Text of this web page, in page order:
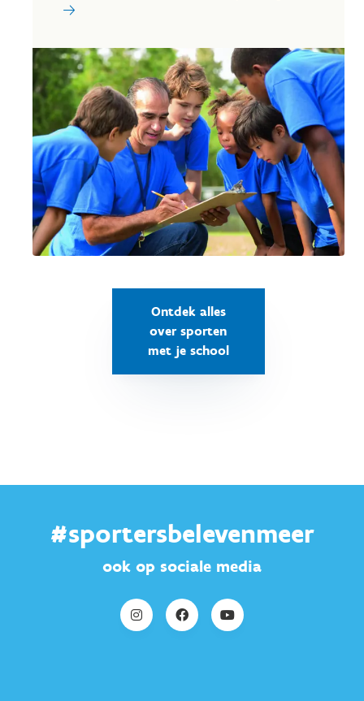
Ontdek alles
over sporten
met je school
#sportersbelevenmeer
ook op sociale media